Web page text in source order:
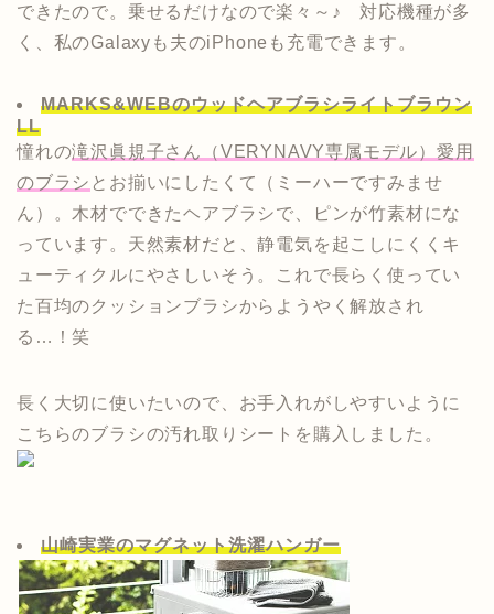
できたので。乗せるだけなので楽々～♪ 対応機種が多
く、私のGalaxyも夫のiPhoneも充電できます。
MARKS&WEBのウッドヘアブラシライトブラウン
LL
憧れの滝沢眞規子さん（VERYNAVY専属モデル）愛用
のブラシ とお揃いにしたくて（ミーハーですみませ
ん）。木材でできたヘアブラシで、ピンが竹素材にな
っています。天然素材だと、静電気を起こしにくくキ
ューティクルにやさしいそう。これで長らく使ってい
た百均のクッションブラシからようやく解放され
る…！笑
長く大切に使いたいので、お手入れがしやすいように
こちらのブラシの汚れ取りシートを購入しました。
山崎実業のマグネット洗濯ハンガー